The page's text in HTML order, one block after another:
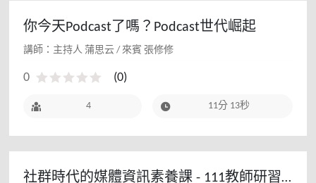
你今天Podcast了嗎？Podcast世代崛起
講師：主持人 蒲思云 / 來賓 張修修
0 (0)
4 11分 13秒
社群時代的媒體資訊素養課 - 111教師研習